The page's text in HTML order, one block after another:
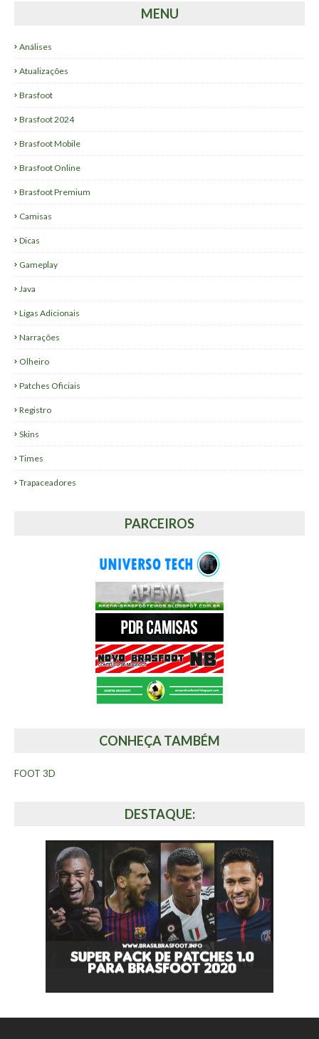
MENU
Análises
Atualizações
Brasfoot
Brasfoot 2024
Brasfoot Mobile
Brasfoot Online
Brasfoot Premium
Camisas
Dicas
Gameplay
Java
Ligas Adicionais
Narrações
Olheiro
Patches Oficiais
Registro
Skins
Times
Trapaceadores
PARCEIROS
CONHEÇA TAMBÉM
FOOT 3D
DESTAQUE: